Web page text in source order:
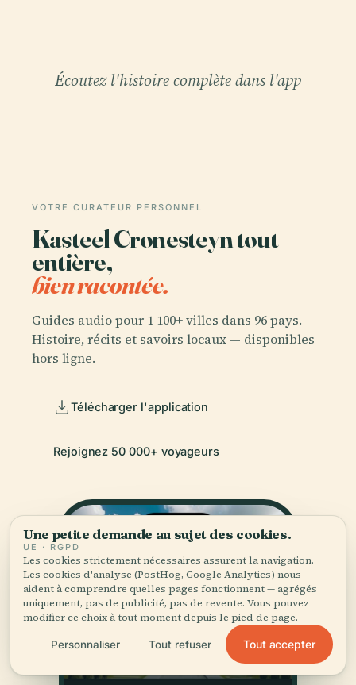
Écoutez l'histoire complète dans l'app
VOTRE CURATEUR PERSONNEL
Kasteel Cronesteyn tout
entière,
bien racontée.
Guides audio pour 1 100+ villes dans 96 pays.
Histoire, récits et savoirs locaux — disponibles
hors ligne.
Télécharger l'application
Rejoignez 50 000+ voyageurs
Une petite demande au sujet des cookies.
UE · RGPD
Les cookies strictement nécessaires assurent la navigation.
Les cookies d'analyse (PostHog, Google Analytics) nous
aident à comprendre quelles pages fonctionnent — agrégés
uniquement, pas de publicité, pas de revente. Vous pouvez
modifier ce choix à tout moment depuis le pied de page.
Personnaliser Tout refuser Tout accepter